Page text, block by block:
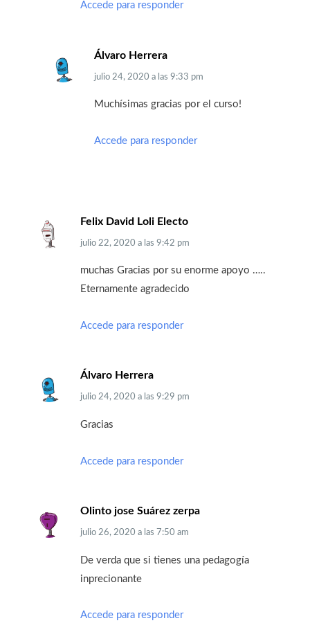
Accede para responder
Álvaro Herrera
julio 24, 2020 a las 9:33 pm
Muchísimas gracias por el curso!
Accede para responder
Felix David Loli Electo
julio 22, 2020 a las 9:42 pm
muchas Gracias por su enorme apoyo …..
Eternamente agradecido
Accede para responder
Álvaro Herrera
julio 24, 2020 a las 9:29 pm
Gracias
Accede para responder
Olinto jose Suárez zerpa
julio 26, 2020 a las 7:50 am
De verda que si tienes una pedagogía
inprecionante
Accede para responder